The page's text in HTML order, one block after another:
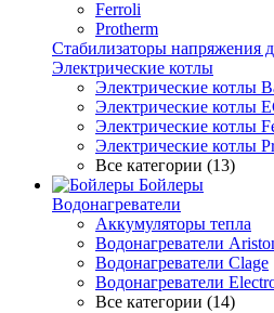
Ferroli
Protherm
Стабилизаторы напряжения
Электрические котлы
Электрические котлы
Электрические котлы
Электрические котлы
Электрические котлы
Все категории (13)
Бойлеры
Водонагреватели
Аккумуляторы тепла
Водонагреватели
Водонагреватели Clage
Водонагреватели
Все категории (14)